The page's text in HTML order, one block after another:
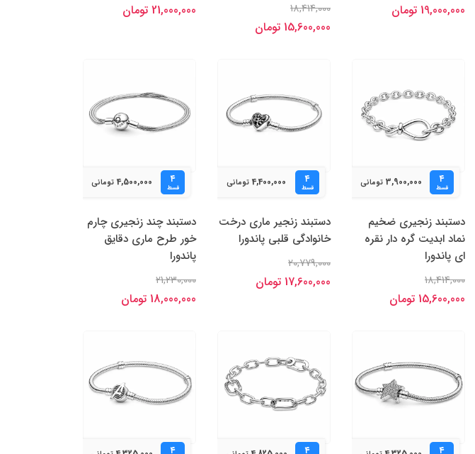
19,000,000 تومان 18,414,000
15,600,000 تومان
21,000,000 تومان
۴
قسط 3,900,000 تومانی
دستبند زنجیری ضخیم
نماد ابدیت گره دار نقره
ای پاندورا
18,414,000
15,600,000 تومان
۴
قسط 4,400,000 تومانی
دستبند زنجیر ماری درخت
خانوادگی قلبی پاندورا
20,779,000
17,600,000 تومان
۴
قسط 4,500,000 تومانی
دستبند چند زنجیر‌ی چارم
خور طرح ماری دقایق
پاندورا
21,230,000
18,000,000 تومان
۴ ۴ ۴